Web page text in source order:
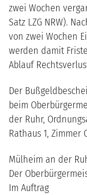
zwei Wochen
Satz LZG NRW).
von zwei Wochen
werden damit
Ablauf
Der
beim
der Ruhr,
Rathaus 1, Zimmer
Mülheim an der
Der
Im Auftrag